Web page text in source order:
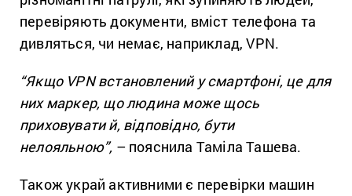
перевіряють документи, вміст телефона та
дивляться, чи немає, наприклад, VPN.
“Якщо VPN встановлений у смартфоні, це для
них маркер, що людина може щось
приховувати й, відповідно, бути
нелояльною”, – пояснила Таміла Ташева.
Також украй активними є перевірки машин